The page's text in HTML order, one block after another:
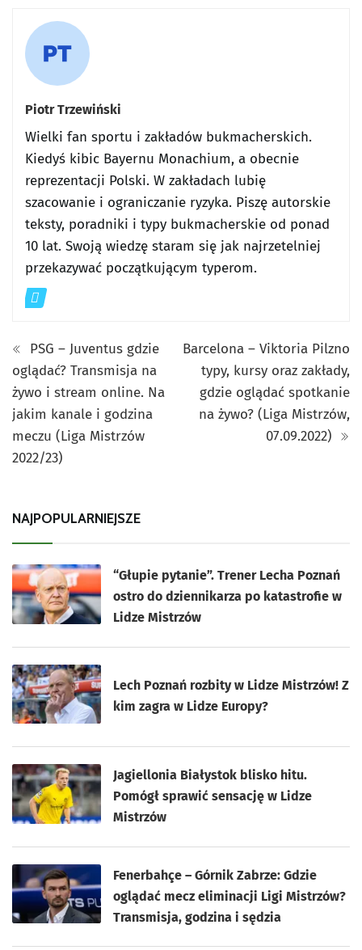
Piotr Trzewiński
Wielki fan sportu i zakładów bukmacherskich.
Kiedyś kibic Bayernu Monachium, a obecnie
reprezentacji Polski. W zakładach lubię
szacowanie i ograniczanie ryzyka. Piszę autorskie
teksty, poradniki i typy bukmacherskie od ponad
10 lat. Swoją wiedzę staram się jak najrzetelniej
przekazywać początkującym typerom.
PSG – Juventus gdzie
oglądać? Transmisja na
żywo i stream online. Na
jakim kanale i godzina
meczu (Liga Mistrzów
2022/23)
Barcelona – Viktoria Pilzno
typy, kursy oraz zakłady,
gdzie oglądać spotkanie
na żywo? (Liga Mistrzów,
07.09.2022)
NAJPOPULARNIEJSZE
“Głupie pytanie”. Trener Lecha Poznań
ostro do dziennikarza po katastrofie w
Lidze Mistrzów
Lech Poznań rozbity w Lidze Mistrzów! Z
kim zagra w Lidze Europy?
Jagiellonia Białystok blisko hitu.
Pomógł sprawić sensację w Lidze
Mistrzów
Fenerbahçe – Górnik Zabrze: Gdzie
oglądać mecz eliminacji Ligi Mistrzów?
Transmisja, godzina i sędzia